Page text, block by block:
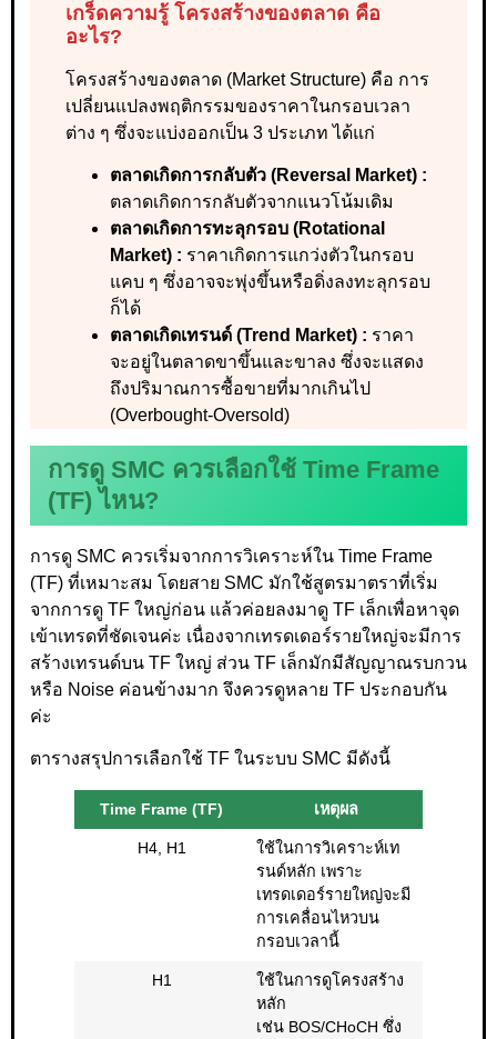
เกร็ดความรู้ โครงสร้างของตลาด คือ
อะไร?
โครงสร้างของตลาด (Market Structure) คือ การ
เปลี่ยนแปลงพฤติกรรมของราคาในกรอบเวลา
ต่าง ๆ ซึ่งจะแบ่งออกเป็น 3 ประเภท ได้แก่
ตลาดเกิดการกลับตัว (Reversal Market) :
ตลาดเกิดการกลับตัวจากแนวโน้มเดิม
ตลาดเกิดการทะลุกรอบ (Rotational
Market) : ราคาเกิดการแกว่งตัวในกรอบ
แคบ ๆ ซึ่งอาจจะพุ่งขึ้นหรือดิ่งลงทะลุกรอบ
ก็ได้
ตลาดเกิดเทรนด์ (Trend Market) : ราคา
จะอยู่ในตลาดขาขึ้นและขาลง ซึ่งจะแสดง
ถึงปริมาณการซื้อขายที่มากเกินไป
(Overbought-Oversold)
การดู SMC ควรเลือกใช้ Time Frame
(TF) ไหน?
การดู SMC ควรเริ่มจากการวิเคราะห์ใน Time Frame
(TF) ที่เหมาะสม โดยสาย SMC มักใช้สูตรมาตราที่เริ่ม
จากการดู TF ใหญ่ก่อน แล้วค่อยลงมาดู TF เล็กเพื่อหาจุด
เข้าเทรดที่ชัดเจนค่ะ เนื่องจากเทรดเดอร์รายใหญ่จะมีการ
สร้างเทรนด์บน TF ใหญ่ ส่วน TF เล็กมักมีสัญญาณรบกวน
หรือ Noise ค่อนข้างมาก จึงควรดูหลาย TF ประกอบกัน
ค่ะ
ตารางสรุปการเลือกใช้ TF ในระบบ SMC มีดังนี้
Time Frame (TF) เหตุผล
H4, H1
ใช้ในการวิเคราะห์เท
รนด์หลัก เพราะ
เทรดเดอร์รายใหญ่จะมี
การเคลื่อนไหวบน
กรอบเวลานี้
H1
ใช้ในการดูโครงสร้าง
หลัก
เช่น BOS/CHoCH ซึ่ง